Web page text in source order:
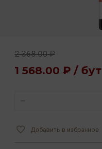
2 368.00 ₽
1 568.00 ₽ / бут
Добавить в избранное